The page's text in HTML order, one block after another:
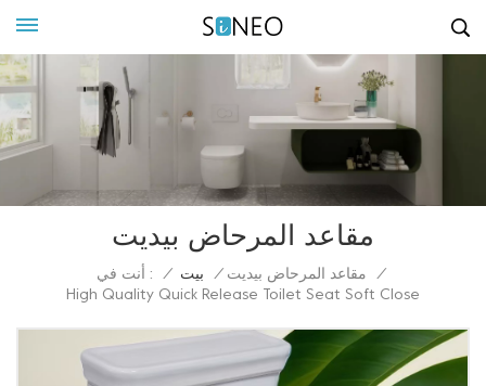
مقاعد المرحاض بيديت
أنت في : / بيت / مقاعد المرحاض بيديت
/
High Quality Quick Release Toilet Seat Soft Close